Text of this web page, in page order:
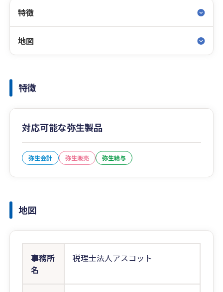
特徴
地図
特徴
対応可能な弥生製品
弥生会計 弥生販売 弥生給与
地図
事務所
名
税理士法人アスコット